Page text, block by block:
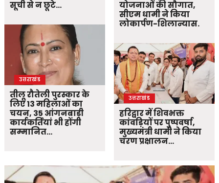
सूची से न छूटे…
उत्तराखंड
तीलू रौतेली पुरस्कार के
लिए 13 महिलाओं का
चयन, 35 आंगनबाड़ी
कार्यकर्तियां भी होंगी
सम्मानित…
योजनाओं की सौगात,
सीएम धामी ने किया
लोकार्पण-शिलान्यास.
उत्तराखंड
हरिद्वार में शिवभक्त
कांवड़ियों पर पुष्पवर्षा,
मुख्यमंत्री धामी ने किया
चरण प्रक्षालन…